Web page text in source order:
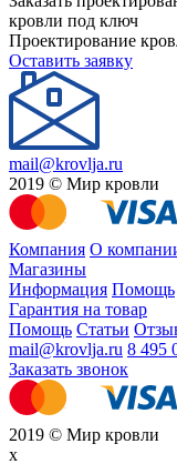
кровли под ключ
Проектирование
Оставить заявку
mail@krovlja.ru
2019 © Мир кровли
Компания О
Магазины
Информация Помощь
Гарантия на товар
Помощь Статьи
mail@krovlja.ru 8 495
Заказать звонок
2019 © Мир кровли
x